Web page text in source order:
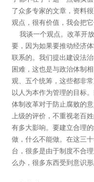
了众多专家的文章，资料
观点，很有价值，我会把
我谈一个观点。改革开
要，因为如果要推动经济
联系的。我们提出建设法
困难，这也是与政治体制
观、五个统筹，这些都非
以人为本作为管理的目标
体制改革对于防止腐败的
上级的评价，不重视老百
有多大影响。要建立合理
做，什么不能做。在这三
台，很多是由于制度不合
么办，很多东西受到意识形